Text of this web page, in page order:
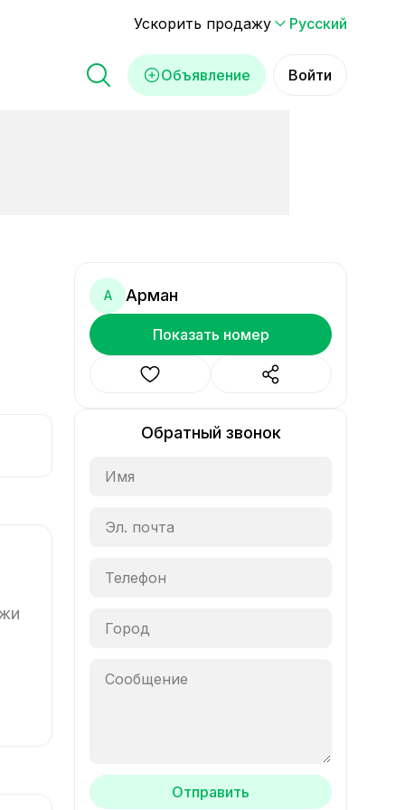
Ускорить продажу Русский
Объявление Войти
А Арман
Показать номер
Обратный звонок
Отправить